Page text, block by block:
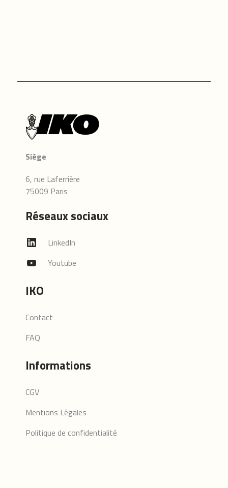
Siège
6, rue Laferrière
75009 Paris
Réseaux sociaux
LinkedIn
Youtube
IKO
Contact
FAQ
Informations
CGV
Mentions Légales
Politique de confidentialité